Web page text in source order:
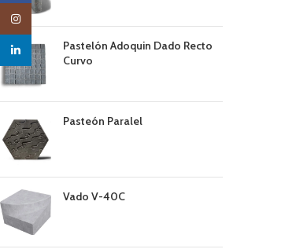
Pastelón Adoquin Dado Recto
Curvo
Pasteón Paralel
Vado V-40C
Instagram
linkedin